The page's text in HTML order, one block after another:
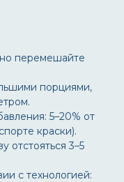
перемешайте
порциями,
5–20% от
краски).
отстояться 3–5
с технологией: